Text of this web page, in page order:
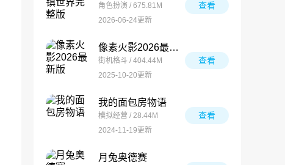
角色扮演 / 675.81M
2026-06-24更新
查看
像素火影2026最新版
街机格斗 / 404.44M
2025-10-20更新
查看
我的面包房物语
模拟经营 / 28.44M
2024-11-19更新
查看
月兔奥德赛